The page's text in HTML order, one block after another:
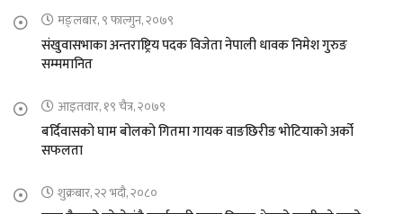
मङ्लबार, ९ फाल्गुन, २०७९
संखुवासभाका अन्तराष्ट्रिय पदक विजेता नेपाली धावक निमेश गुरुङ
सम्ममानित
आइतवार, १९ चैत्र, २०७९
बर्दिवासको घाम बोलको गितमा गायक वाङछिरीङ भोटियाको अर्को
सफलता
शुक्रबार, २२ भदौ, २०८०